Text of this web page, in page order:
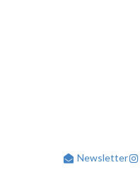
Newsletter